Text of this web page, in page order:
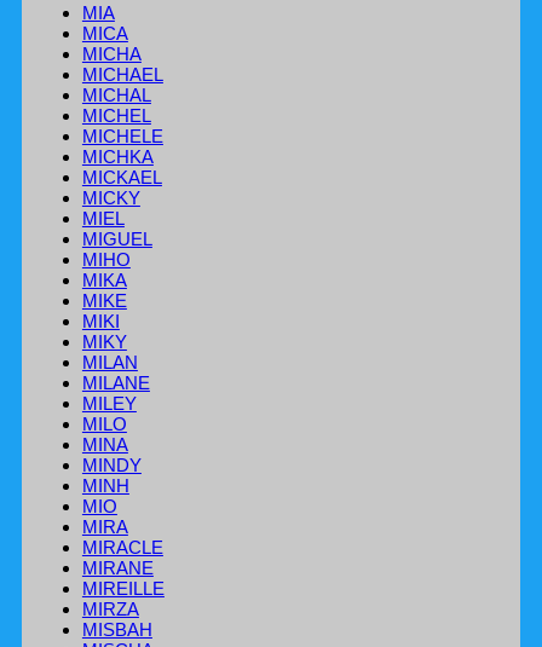
MIA
MICA
MICHA
MICHAEL
MICHAL
MICHEL
MICHELE
MICHKA
MICKAEL
MICKY
MIEL
MIGUEL
MIHO
MIKA
MIKE
MIKI
MIKY
MILAN
MILANE
MILEY
MILO
MINA
MINDY
MINH
MIO
MIRA
MIRACLE
MIRANE
MIREILLE
MIRZA
MISBAH